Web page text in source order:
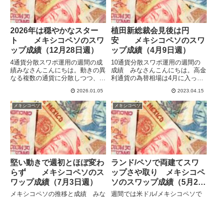
2026年は穏やかなスター
ト メキシコペソのスワ
ップ成績（12月28日週）
4通貨分散スワポ運用の週間の成
績みなさんこんにちは。動きの異
なる複数の通貨に分散しつつ、ハ
プポイント運用をしています。
2025年は10通貨で運用していた
ものをトランプ警戒で徐々に規模
縮小して、3通貨（メキシコペ...
2026.01.05
植田新総裁会見後は円
安 メキシコペソのスワ
ップ成績（4月9日週）
10通貨分散スワポ運用の週間の
成績 みなさんこんにちは。高金
利通貨の為替相場は4月に入って
復も一服した感じでしたが、10
日月曜日に日銀の植田新総裁が就
任会見で大規模金融緩和を継続す
る意向を示したため、今週は円
安...
2023.04.15
メキシコペソ
堅い動きで週初とほぼ変わ
らず メキシコペソのス
ワップ成績（7月3日週）
メキシコペソの推移と成績 みな
メキシコペソ
ランド/ペソで両建てスワ
ップさや取り メキシコペ
ソのスワップ成績（5月24
日週）
週間では米ドル/メキシコペソで